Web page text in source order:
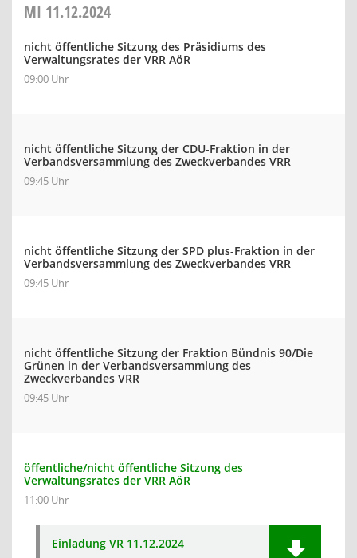
MI 11.12.2024
nicht öffentliche Sitzung des Präsidiums des
Verwaltungsrates der VRR AöR
09:00 Uhr
nicht öffentliche Sitzung der CDU-Fraktion in der
Verbandsversammlung des Zweckverbandes VRR
09:45 Uhr
nicht öffentliche Sitzung der SPD plus-Fraktion in der
Verbandsversammlung des Zweckverbandes VRR
09:45 Uhr
nicht öffentliche Sitzung der Fraktion Bündnis 90/Die
Grünen in der Verbandsversammlung des
Zweckverbandes VRR
09:45 Uhr
öffentliche/nicht öffentliche Sitzung des
Verwaltungsrates der VRR AöR
11:00 Uhr
Einladung VR 11.12.2024